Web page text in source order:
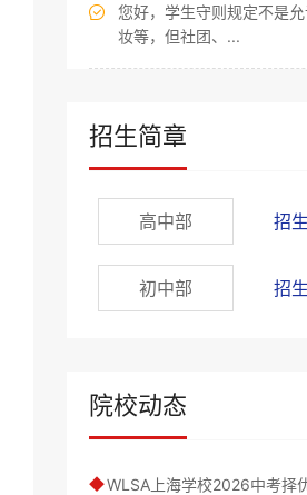

您好，学生守则规定不是
妆等，但社团、...
招生简章
高中部 招
初中部 招
院校动态
◆